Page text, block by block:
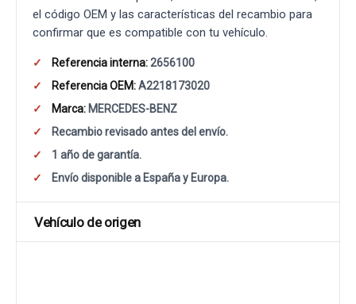
el código OEM y las características del recambio para
confirmar que es compatible con tu vehículo.
Referencia interna:2656100
Referencia OEM:A2218173020
Marca: MERCEDES-BENZ
Recambio revisado antes del envío.
1 año de garantía.
Envío disponible a España y Europa.
Vehículo de origen